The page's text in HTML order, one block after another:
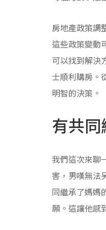
房地產政策調
這些政策變動
可以找到解決
士順利購房。
明智的決策。
有共
我們這次來聊
害，男嘆無法
同繼承了媽媽
願。這讓他感